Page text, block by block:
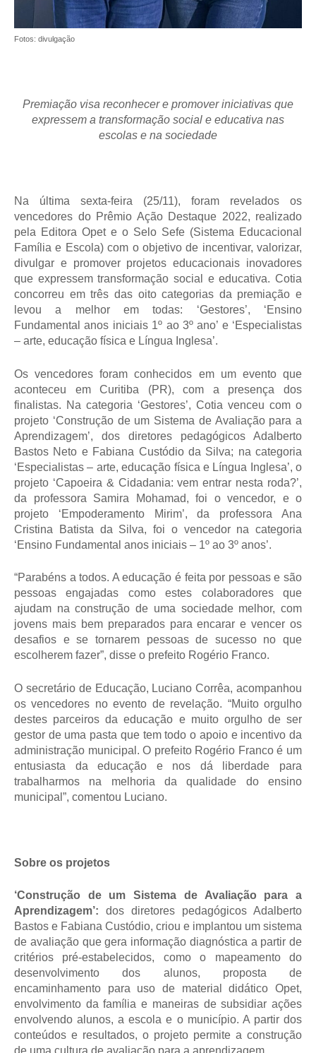
Fotos: divulgação
Premiação visa reconhecer e promover iniciativas que
expressem a transformação social e educativa nas
escolas e na sociedade
Na última sexta-feira (25/11), foram revelados os
vencedores do Prêmio Ação Destaque 2022, realizado
pela Editora Opet e o Selo Sefe (Sistema Educacional
Família e Escola) com o objetivo de incentivar, valorizar,
divulgar e promover projetos educacionais inovadores
que expressem transformação social e educativa. Cotia
concorreu em três das oito categorias da premiação e
levou a melhor em todas: ‘Gestores’, ‘Ensino
Fundamental anos iniciais 1º ao 3º ano’ e ‘Especialistas
– arte, educação física e Língua Inglesa’.
Os vencedores foram conhecidos em um evento que
aconteceu em Curitiba (PR), com a presença dos
finalistas. Na categoria ‘Gestores’, Cotia venceu com o
projeto ‘Construção de um Sistema de Avaliação para a
Aprendizagem’, dos diretores pedagógicos Adalberto
Bastos Neto e Fabiana Custódio da Silva; na categoria
‘Especialistas – arte, educação física e Língua Inglesa’, o
projeto ‘Capoeira & Cidadania: vem entrar nesta roda?’,
da professora Samira Mohamad, foi o vencedor, e o
projeto ‘Empoderamento Mirim’, da professora Ana
Cristina Batista da Silva, foi o vencedor na categoria
‘Ensino Fundamental anos iniciais – 1º ao 3º anos’.
“Parabéns a todos. A educação é feita por pessoas e são
pessoas engajadas como estes colaboradores que
ajudam na construção de uma sociedade melhor, com
jovens mais bem preparados para encarar e vencer os
desafios e se tornarem pessoas de sucesso no que
escolherem fazer”, disse o prefeito Rogério Franco.
O secretário de Educação, Luciano Corrêa, acompanhou
os vencedores no evento de revelação. “Muito orgulho
destes parceiros da educação e muito orgulho de ser
gestor de uma pasta que tem todo o apoio e incentivo da
administração municipal. O prefeito Rogério Franco é um
entusiasta da educação e nos dá liberdade para
trabalharmos na melhoria da qualidade do ensino
municipal”, comentou Luciano.
Sobre os projetos
‘Construção de um Sistema de Avaliação para a
Aprendizagem’: dos diretores pedagógicos Adalberto
Bastos e Fabiana Custódio, criou e implantou um sistema
de avaliação que gera informação diagnóstica a partir de
critérios pré-estabelecidos, como o mapeamento do
desenvolvimento dos alunos, proposta de
encaminhamento para uso de material didático Opet,
envolvimento da família e maneiras de subsidiar ações
envolvendo alunos, a escola e o município. A partir dos
conteúdos e resultados, o projeto permite a construção
de uma cultura de avaliação para a aprendizagem.